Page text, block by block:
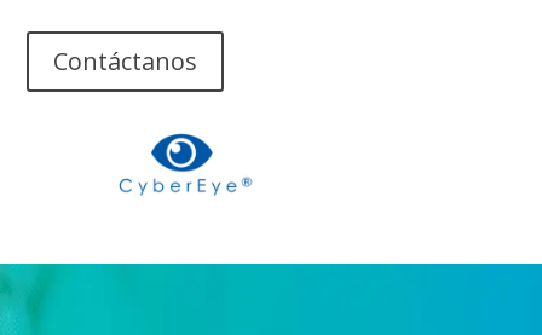
Contáctanos